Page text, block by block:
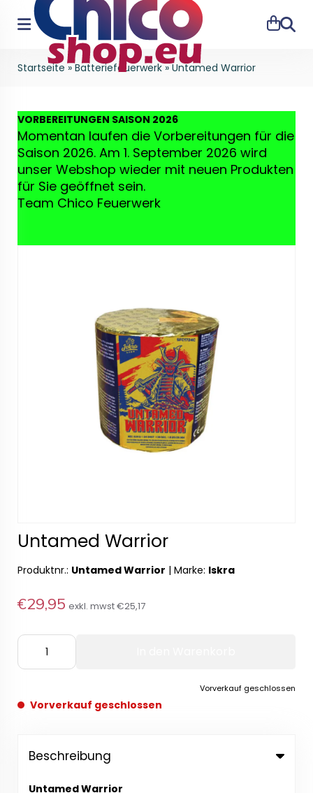
Suche
Startseite »Batteriefeuerwerk»Untamed Warrior
VORBEREITUNGEN SAISON 2026
Momentan laufen die Vorbereitungen für die
Saison 2026. Am 1. September 2026 wird
unser Webshop wieder mit neuen Produkten
für Sie geöffnet sein.
Team Chico Feuerwerk
Untamed Warrior
Produktnr.: Untamed Warrior | Marke: Iskra
€29,95 exkl. mwst€25,17
Vorverkauf geschlossen
Vorverkauf geschlossen
Beschreibung
Untamed Warrior